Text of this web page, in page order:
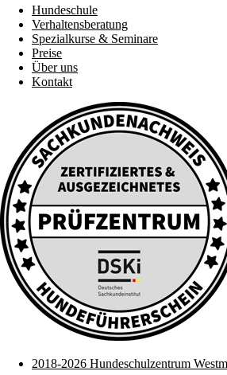
Hundeschule
Verhaltensberatung
Spezialkurse & Seminare
Preise
Über uns
Kontakt
2018-2026 Hundeschulzentrum